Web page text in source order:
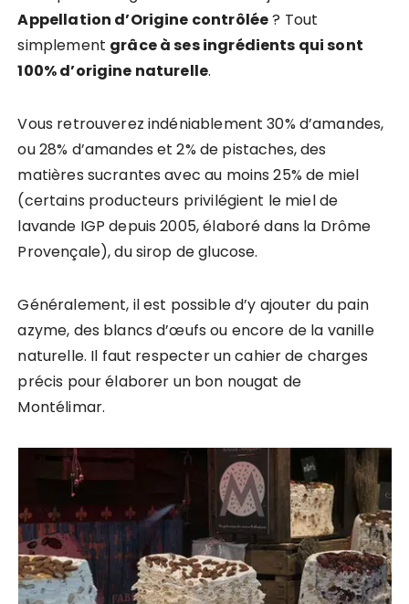
Appellation d’Origine contrôlée? Tout
simplement grâce à ses ingrédients qui sont
100% d’origine naturelle.
Vous retrouverez indéniablement 30% d’amandes,
ou 28% d’amandes et 2% de pistaches, des
matières sucrantes avec au moins 25% de miel
(certains producteurs privilégient le miel de
lavande IGP depuis 2005, élaboré dans la Drôme
Provençale), du sirop de glucose.
Généralement, il est possible d’y ajouter du pain
azyme, des blancs d’œufs ou encore de la vanille
naturelle. Il faut respecter un cahier de charges
précis pour élaborer un bon nougat de
Montélimar.